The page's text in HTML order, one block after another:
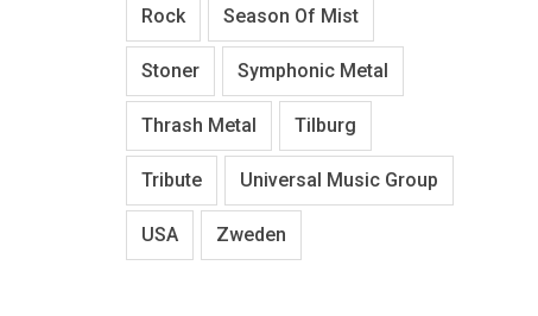
Rock Season Of Mist
Stoner Symphonic Metal
Thrash Metal Tilburg
Tribute Universal Music Group
USA Zweden